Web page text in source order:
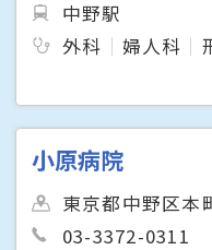
中野駅
外科
婦人科
小原病院
東京都中野区本
03-3372-0311